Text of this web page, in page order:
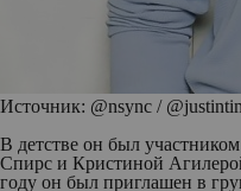
Источник: @nsync /
В детстве он был
Спирс и Кристиной
году он был приглашен в